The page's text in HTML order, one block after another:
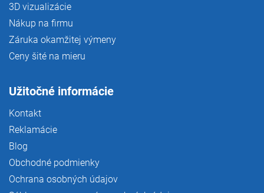
3D vizualizácie
Nákup na firmu
Záruka okamžitej výmeny
Ceny šité na mieru
Užitočné informácie
Kontakt
Reklamácie
Blog
Obchodné podmienky
Ochrana osobných údajov